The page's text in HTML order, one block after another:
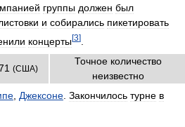
группы должен был
и собирались пикетировать
концерты[3]
(США)
Точное количество
неизвестно
Джексоне Закончилось турне в